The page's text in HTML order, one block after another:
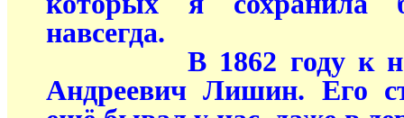
навсегда.
В 1862 году к нам
Андреевич Лишин. Его